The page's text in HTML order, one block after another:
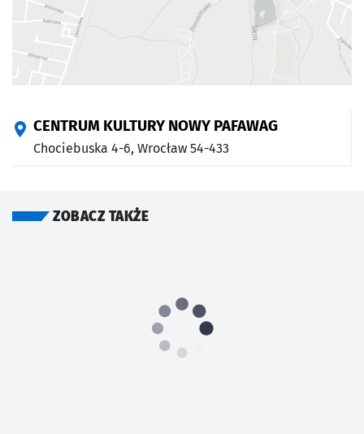
CENTRUM KULTURY NOWY PAFAWAG
Chociebuska 4-6, Wrocław 54-433
ZOBACZ TAKŻE